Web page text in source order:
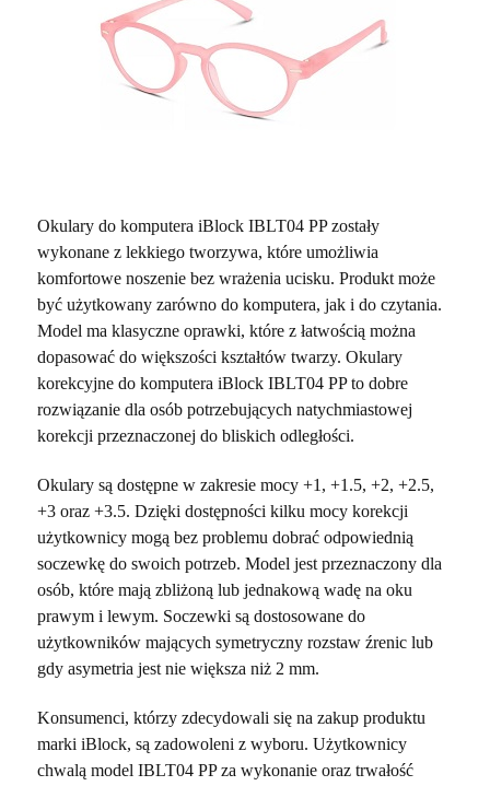
Okulary do komputera iBlock IBLT04 PP zostały
wykonane z lekkiego tworzywa, które umożliwia
komfortowe noszenie bez wrażenia ucisku. Produkt może
być użytkowany zarówno do komputera, jak i do czytania.
Model ma klasyczne oprawki, które z łatwością można
dopasować do większości kształtów twarzy. Okulary
korekcyjne do komputera iBlock IBLT04 PP to dobre
rozwiązanie dla osób potrzebujących natychmiastowej
korekcji przeznaczonej do bliskich odległości.
Okulary są dostępne w zakresie mocy +1, +1.5, +2, +2.5,
+3 oraz +3.5. Dzięki dostępności kilku mocy korekcji
użytkownicy mogą bez problemu dobrać odpowiednią
soczewkę do swoich potrzeb. Model jest przeznaczony dla
osób, które mają zbliżoną lub jednakową wadę na oku
prawym i lewym. Soczewki są dostosowane do
użytkowników mających symetryczny rozstaw źrenic lub
gdy asymetria jest nie większa niż 2 mm.
Konsumenci, którzy zdecydowali się na zakup produktu
marki iBlock, są zadowoleni z wyboru. Użytkownicy
chwalą model IBLT04 PP za wykonanie oraz trwałość